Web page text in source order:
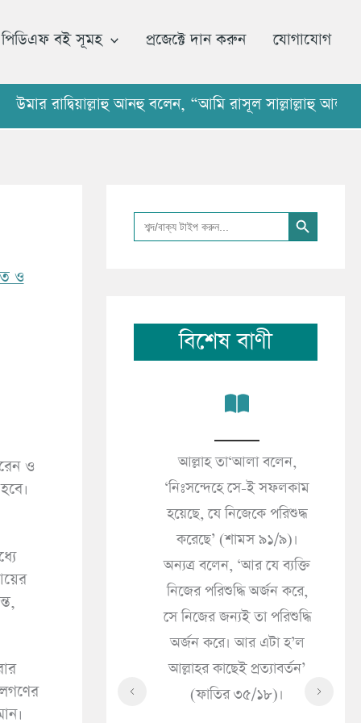
পিডিএফ বই সূমহ প্রজেক্টে দান করুন যোগাযোগ
রাদ্বিয়াল্লাহু আনহু বলেন, “আমি রাসূল সাল্লাল্লাহু আলাইহি
ও
ও
Search
for:
Search Button
বিশেষ বাণী
জীবনই প্রকৃত
(আনকাবূত ২৯/৬৪)।
আল্লাহ তা‘আলা বলেন,
‘নিঃসন্দেহে সে-ই সফলকাম
হয়েছে, যে নিজেকে পরিশুদ্ধ
করেছে’ (শামস ৯১/৯)।
অন্যত্র বলেন, ‘আর যে ব্যক্তি
নিজের পরিশুদ্ধি অর্জন করে,
সে নিজের জন্যই তা পরিশুদ্ধি
অর্জন করে। আর এটা হ’ল
আল্লাহর কাছেই প্রত্যাবর্তন’
(ফাতির ৩৫/১৮)।
ভ